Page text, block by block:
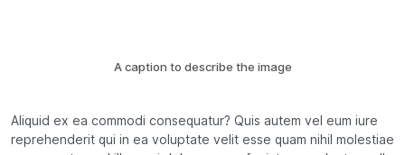
A caption to describe the image
Aliquid ex ea commodi consequatur? Quis autem vel eum iure
reprehenderit qui in ea voluptate velit esse quam nihil molestiae